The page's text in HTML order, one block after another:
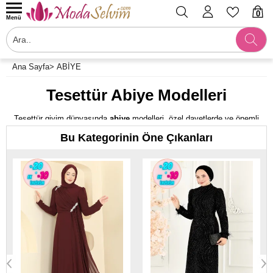
0
Menü
Ana Sayfa> ABİYE
Tesettür Abiye Modelleri
Tesettür giyim dünyasında abiye modelleri, özel davetlerde ve önemli
etkinliklerde kadınların şıklığını sergilediği en gözde parçalardan biridir.
Farklı renk ve tasarımlarla sunulan tesettür abiyeler, zarafet ve modern
sade ve klasik tasarımlardan ihtişamlı ve detaylı modellere kadar geniş
bir yelpazeye sahiptir.
Yeni sezon tesettür abiye modellerimizi; düğün, nişan, kına ve özel
günlerinizde rahatlıkla giyebilirsiniz. Şifon tesettür abiye modelleri
yılın en çok satan ürünleri arasındadır. Hem rahat hem de şık olmak
isteyenler için Modaselvim tesettür abiyeler en uygun fiyata sizleri
bekliyor. En uygun tesettür abiye fiyatlarını Modaselvim'de keşfetmeden
karar vermeyin.
Abiye Kıyafet Nedir?
Abiye, genellikle kadınların tercih ettiği özel gecelerde giyilen kıyafetlerin
Bu Kategorinin Öne Çıkanları